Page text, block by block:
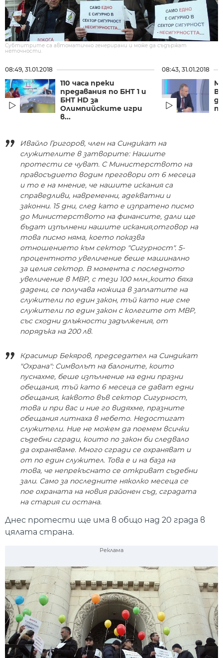
Субтитрите са автоматично генерирани и може да съдържат
неточности.
08:49, 31.01.2018
110 часа преки
предавания по БНТ 1 и
БНТ HD за
Олимпийските игри
в...
08:43, 31.01.2018
Ивайло Григоров, член на Синдикат на
служителите в затворите: Нашите
протести се чуват. С Министерството на
правосъдието водим преговори от 6 месеца
и то е на мнение, че нашите искания са
справедливи, навременни, адекватни и
законни. 15 дни, след като е изпратено писмо
до Министерството на финансите, дали ще
бъдат изпълнени нашите искания,отговор на
това писмо няма, което показва
отношението към сектор "Сигурност". 5-
процентното увеличение беше машинално
за целия сектор. В момента с последното
увеличение в МВР, с тези 100 млн.,които бяха
дадени, се получава ножица в заплатите на
служители по един закон, тъй като ние сме
служители по един закон с колегите от МВР,
със сходни длъжности задължения, от
порядъка на 200 лв.
Красимир Бекяров, председател на Синдикат
"Охрана": Символът на балоните, които
пуснахме, беше изпълнение на едни празни
обещания, тъй като 6 месеца се дават едни
обещания, каквото във сектор Сигурност,
това и при вас и ние го видяхме, празните
обещания литнаха в небето. Недостигат
служители. Ние не можем да поемем всички
съдебни сгради, които по закон би следвало
да охраняваме. Много сгради се охраняват и
от по един служител. Това е и на база на
това, че непрекъснато се откриват съдебни
зали. Само за последните няколко месеца се
пое охраната на новия районен съд, сградата
на стария си остана.
Днес протести ще има в общо над 20 града в
цялата страна.
Реклама